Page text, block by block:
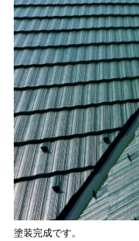
塗装完成です。